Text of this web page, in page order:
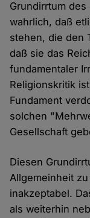
Grundirrtum
wahrlich, daß
stehen, die den
daß sie das
fundamentaler
Religionskritik
Fundament
solchen
Gesellschaft
Diesen
Allgemeinheit
inakzeptabel.
als weiterhin